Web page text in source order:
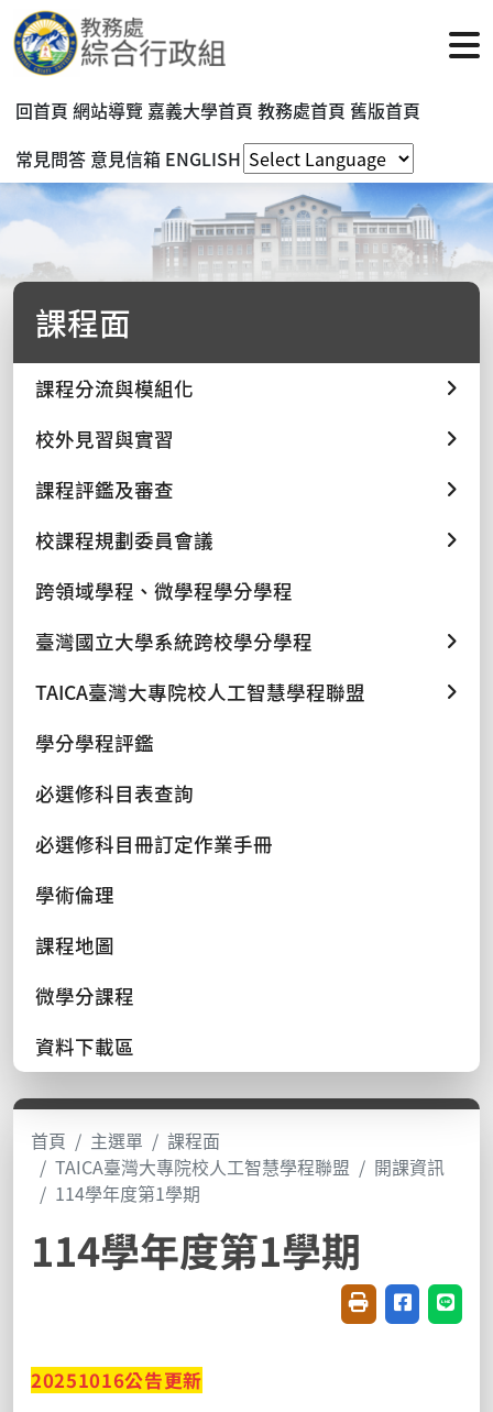
回首頁 網站導覽 嘉義大學首頁 教務處首頁 舊版首頁
常見問答 意見信箱 ENGLISH
課程面
課程分流與模組化
校外見習與實習
課程評鑑及審查
校課程規劃委員會議
跨領域學程、微學程學分學程
臺灣國立大學系統跨校學分學程
TAICA臺灣大專院校人工智慧學程聯盟
學分學程評鑑
必選修科目表查詢
必選修科目冊訂定作業手冊
學術倫理
課程地圖
微學分課程
資料下載區
首頁 主選單
課程面
TAICA臺灣大專院校人工智慧學程聯盟
開課資訊
114學年度第1學期
114學年度第1學期
友善列印(開新視
分享至臉書
分享
20251016公告更新